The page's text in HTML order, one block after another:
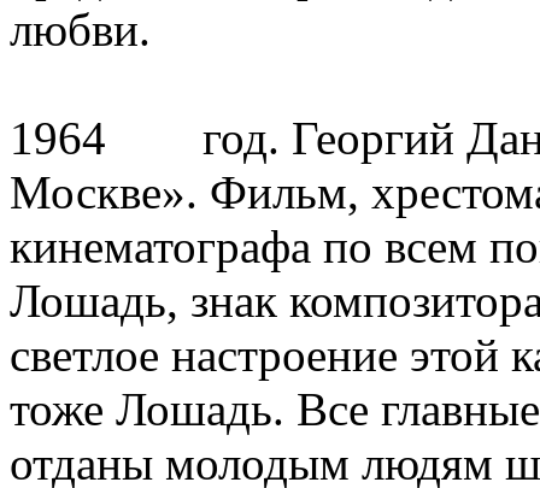
любви.
1964
год. Георгий
Москве». Фильм,
кинематографа по всем
Лошадь, знак
светлое настроение
тоже Лошадь. Все
отданы молодым людям